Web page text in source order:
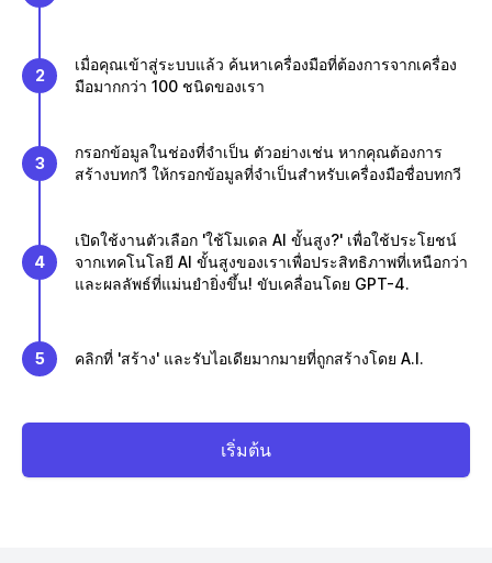
2
เมื่อคุณเข้าสู่ระบบแล้ว ค้นหาเครื่องมือที่ต้องการจากเครื่อง
มือมากกว่า 100 ชนิดของเรา
3
กรอกข้อมูลในช่องที่จำเป็น ตัวอย่างเช่น หากคุณต้องการ
สร้างบทกวี ให้กรอกข้อมูลที่จำเป็นสำหรับเครื่องมือชื่อบทกวี
4
เปิดใช้งานตัวเลือก 'ใช้โมเดล AI ขั้นสูง?' เพื่อใช้ประโยชน์
จากเทคโนโลยี AI ขั้นสูงของเราเพื่อประสิทธิภาพที่เหนือกว่า
และผลลัพธ์ที่แม่นยำยิ่งขึ้น! ขับเคลื่อนโดย GPT-4.
5 คลิกที่ 'สร้าง' และรับไอเดียมากมายที่ถูกสร้างโดย A.I.
เริ่มต้น